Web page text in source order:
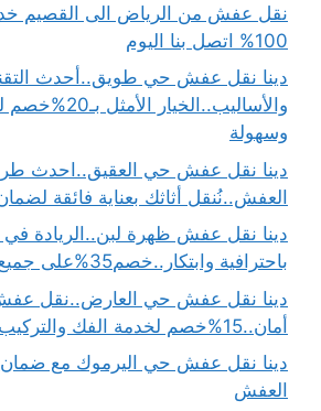
100% اتصل بنا اليوم
دينا نقل عفش حي طويق..أحدث
وسهولة
دينا نقل عفش حي العقيق..احدث
العفش..نُنقل أثاثك بعناية فائقة
دينا نقل عفش ظهرة لبن..الريادة
باحترافية وابتكار..خصم35%على جميع خدماتنا
أمان..15%خصم لخدمة الفك والتركيب
العفش